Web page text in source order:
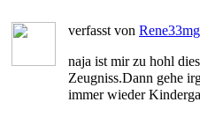
verfasst von Rene33mg
naja ist mir zu hohl
Zeugniss.Dann gehe
immer wieder